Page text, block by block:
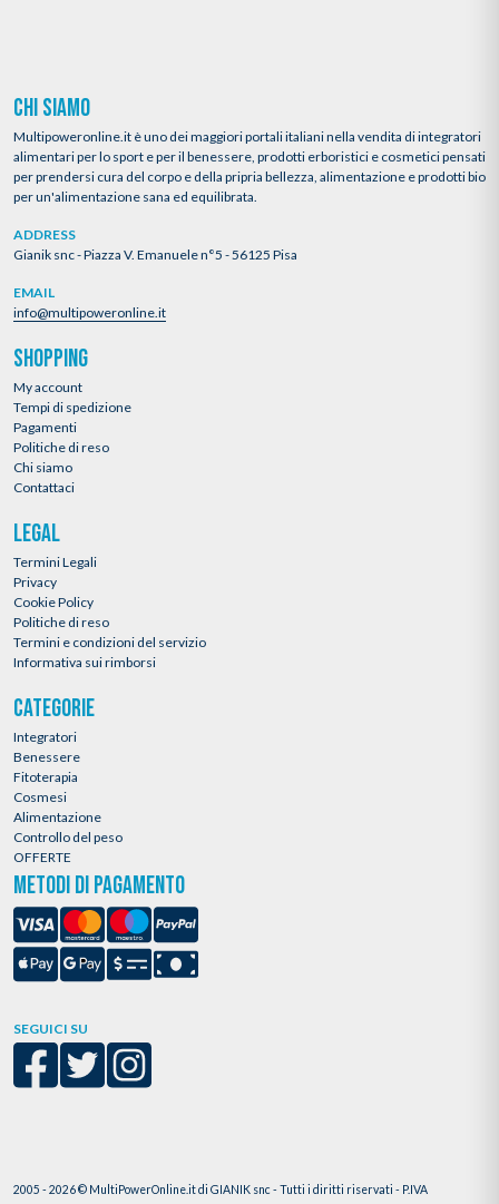
CHI SIAMO
Multipoweronline.it è uno dei maggiori portali italiani nella vendita di integratori
alimentari per lo sport e per il benessere, prodotti erboristici e cosmetici pensati
per prendersi cura del corpo e della pripria bellezza, alimentazione e prodotti bio
per un'alimentazione sana ed equilibrata.
ADDRESS
Gianik snc - Piazza V. Emanuele n°5 - 56125 Pisa
EMAIL
info@multipoweronline.it
SHOPPING
My account
Tempi di spedizione
Pagamenti
Politiche di reso
Chi siamo
Contattaci
LEGAL
Termini Legali
Privacy
Cookie Policy
Politiche di reso
Termini e condizioni del servizio
Informativa sui rimborsi
CATEGORIE
Integratori
Benessere
Fitoterapia
Cosmesi
Alimentazione
Controllo del peso
OFFERTE
METODI DI PAGAMENTO
SEGUICI SU
2005 - 2026 © MultiPowerOnline.it di GIANIK snc - Tutti i diritti riservati - P.IVA